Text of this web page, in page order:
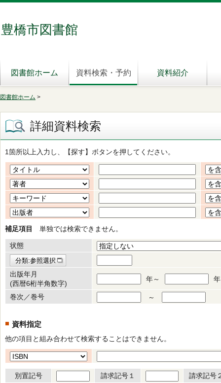
豊橋市図書館
図書館ホーム 資料検索・予約 資料紹介
図書館ホーム >
詳細資料検索
1箇所以上入力し、【探す】ボタンを押してください。
補足項目 単独では検索できません。
状態
分類:参照選択
出版年月
(西暦6桁半角数字)
年～ 年
巻次／巻号 ～
資料指定
他の項目と組み合わせて検索することはできません。
別置記号 請求記号１ 請求記号